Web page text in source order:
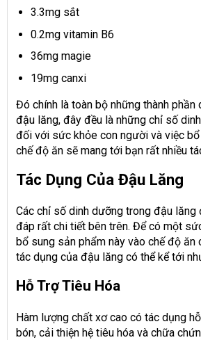
3.3mg sắt
0.2mg vitamin B6
36mg magie
19mg canxi
Đó chính là toàn bộ những thành
đậu lăng, đây đều là những chỉ số
đối với sức khỏe con người và việc
chế độ ăn sẽ mang tới bạn rất nhiều
Tác Dụng Của Đậu Lăng
Các chỉ số dinh dưỡng trong đậu
đáp rất chi tiết bên trên. Để có một
bổ sung sản phẩm này vào chế độ ăn
tác dụng của đậu lăng có thể kể tới
Hỗ Trợ Tiêu Hóa
Hàm lượng chất xơ cao có tác dụng
bón, cải thiện hệ tiêu hóa và chữa